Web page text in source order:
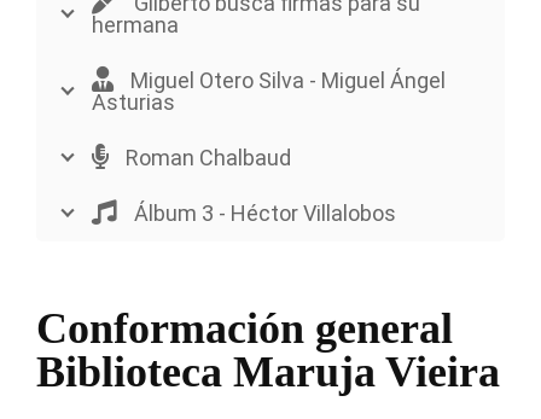
hermana
Miguel Otero Silva - Miguel Ángel
Asturias
Roman Chalbaud
Álbum 3 - Héctor Villalobos
Conformación general
Biblioteca Maruja Vieira